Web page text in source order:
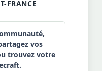
FRANCE
vos
trouvez votre